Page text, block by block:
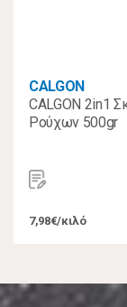
CALGON
CALGON 2in1
Ρούχων 500gr
7,98€/κιλό